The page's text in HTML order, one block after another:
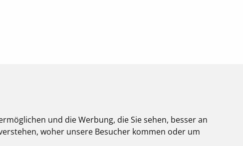
und die Werbung, die Sie sehen, besser an
woher unsere Besucher kommen oder um